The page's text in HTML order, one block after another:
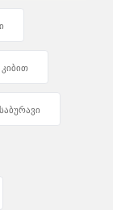
საბურავი